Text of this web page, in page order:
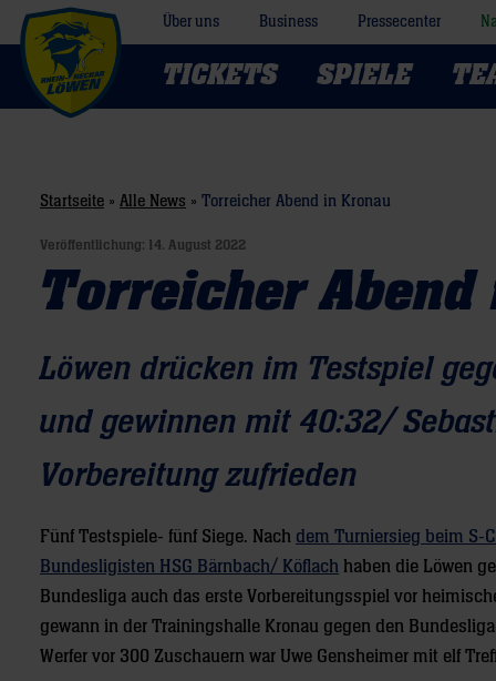
Über uns Business Pressecenter
TICKETS SPIELE
Startseite » Alle News » Torreicher Abend in Kronau
Veröffentlichung: 14. August 2022
Torreicher Abend
Löwen drücken im Testspiel
und gewinnen mit 40:32/
Vorbereitung zufrieden
Fünf Testspiele- fünf Siege. Nach dem Turniersieg beim S-
Bundesligisten HSG Bärnbach/ Köflach haben die Löwen
Bundesliga auch das erste Vorbereitungsspiel vor
gewann in der Trainingshalle Kronau gegen den
Werfer vor 300 Zuschauern war Uwe Gensheimer mit elf